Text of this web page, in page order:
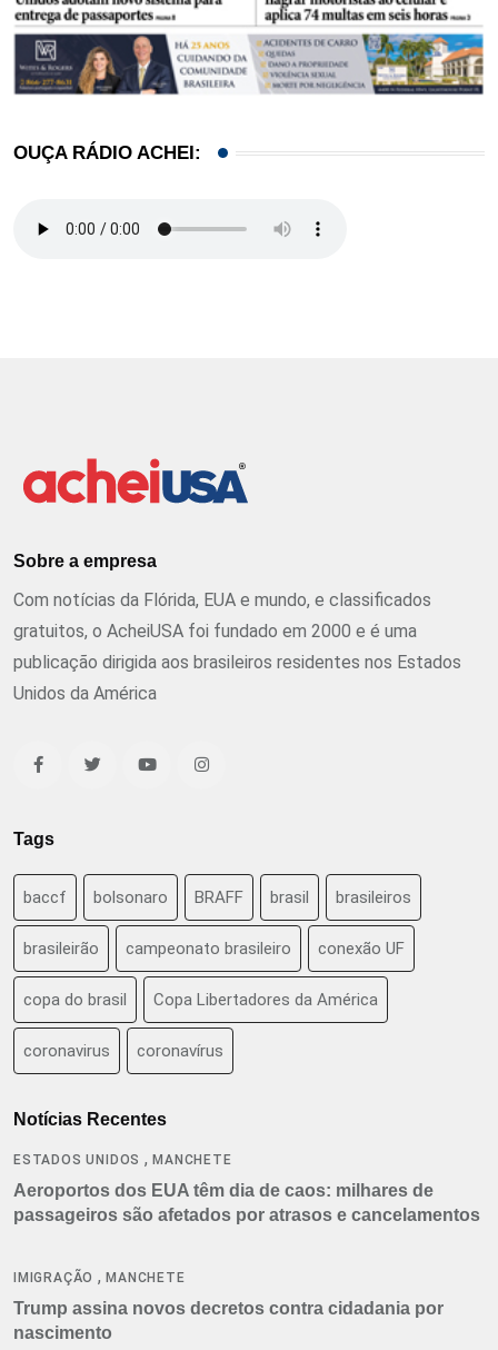
OUÇA RÁDIO ACHEI:
Sobre a empresa
Com notícias da Flórida, EUA e mundo, e classificados
gratuitos, o AcheiUSA foi fundado em 2000 e é uma
publicação dirigida aos brasileiros residentes nos Estados
Unidos da América
Tags
baccf bolsonaro BRAFF brasil brasileiros
brasileirão campeonato brasileiro conexão UF
copa do brasil Copa Libertadores da América
coronavirus coronavírus
Notícias Recentes
ESTADOS UNIDOS ,MANCHETE
Aeroportos dos EUA têm dia de caos: milhares de
passageiros são afetados por atrasos e cancelamentos
IMIGRAÇÃO ,MANCHETE
Trump assina novos decretos contra cidadania por
nascimento